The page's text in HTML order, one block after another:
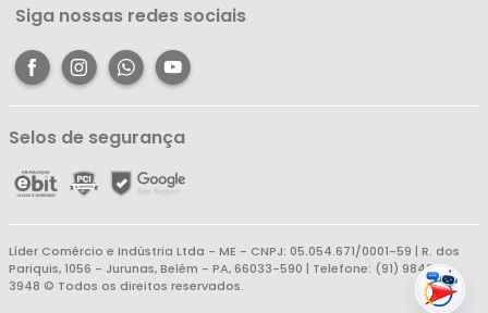
Siga nossas redes sociais
Selos de segurança
Líder Comércio e Indústria Ltda - ME - CNPJ: 05.054.671/0001-59 | R. dos
Pariquis, 1056 - Jurunas, Belém - PA, 66033-590 | Telefone: (91) 98403-
3948 © Todos os direitos reservados.